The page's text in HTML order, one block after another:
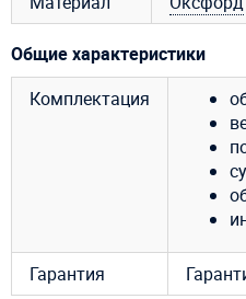
Общие характеристики
Комплектация
Гарантия